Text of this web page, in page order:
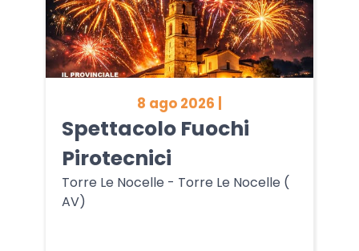
8 ago 2026 |
Spettacolo Fuochi
Pirotecnici
Torre Le Nocelle - Torre Le Nocelle (
AV)